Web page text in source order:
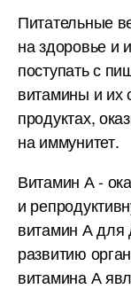
Питательные
на здоровье и
поступать с
витамины и их
продуктах,
на иммунитет.
Витамин А -
и
витамин А для
развитию
витамина А